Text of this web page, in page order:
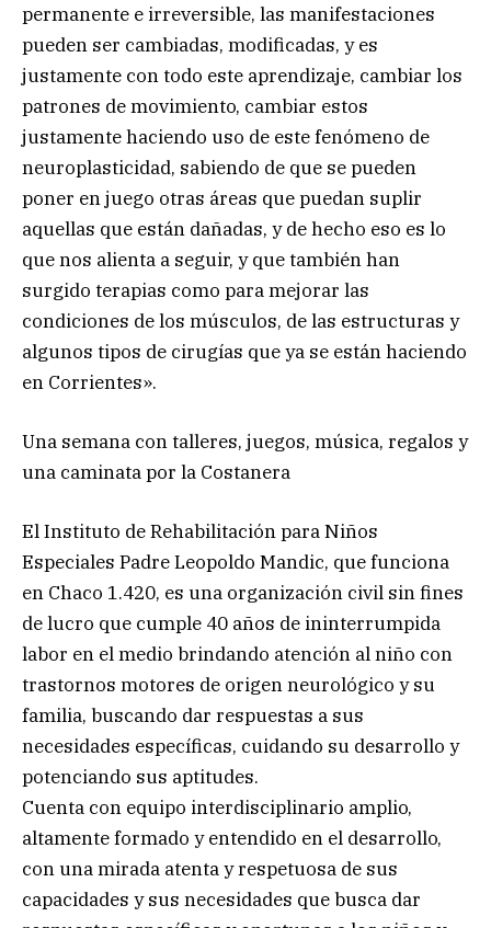
permanente e irreversible, las manifestaciones
pueden ser cambiadas, modificadas, y es
justamente con todo este aprendizaje, cambiar los
patrones de movimiento, cambiar estos
justamente haciendo uso de este fenómeno de
neuroplasticidad, sabiendo de que se pueden
poner en juego otras áreas que puedan suplir
aquellas que están dañadas, y de hecho eso es lo
que nos alienta a seguir, y que también han
surgido terapias como para mejorar las
condiciones de los músculos, de las estructuras y
algunos tipos de cirugías que ya se están haciendo
en Corrientes».
Una semana con talleres, juegos, música, regalos y
una caminata por la Costanera
El Instituto de Rehabilitación para Niños
Especiales Padre Leopoldo Mandic, que funciona
en Chaco 1.420, es una organización civil sin fines
de lucro que cumple 40 años de ininterrumpida
labor en el medio brindando atención al niño con
trastornos motores de origen neurológico y su
familia, buscando dar respuestas a sus
necesidades específicas, cuidando su desarrollo y
potenciando sus aptitudes.
Cuenta con equipo interdisciplinario amplio,
altamente formado y entendido en el desarrollo,
con una mirada atenta y respetuosa de sus
capacidades y sus necesidades que busca dar